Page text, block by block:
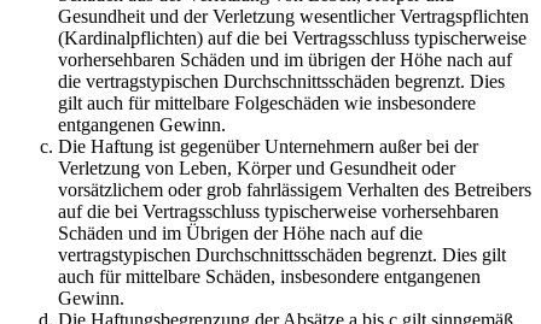
Gesundheit und der Verletzung wesentlicher Vertragspflichten
(Kardinalpflichten) auf die bei Vertragsschluss typischerweise
vorhersehbaren Schäden und im übrigen der Höhe nach auf
die vertragstypischen Durchschnittsschäden begrenzt. Dies
gilt auch für mittelbare Folgeschäden wie insbesondere
entgangenen Gewinn.
Die Haftung ist gegenüber Unternehmern außer bei der
Verletzung von Leben, Körper und Gesundheit oder
vorsätzlichem oder grob fahrlässigem Verhalten des Betreibers
auf die bei Vertragsschluss typischerweise vorhersehbaren
Schäden und im Übrigen der Höhe nach auf die
vertragstypischen Durchschnittsschäden begrenzt. Dies gilt
auch für mittelbare Schäden, insbesondere entgangenen
Gewinn.
Die Haftungsbegrenzung der Absätze a bis c gilt sinngemäß